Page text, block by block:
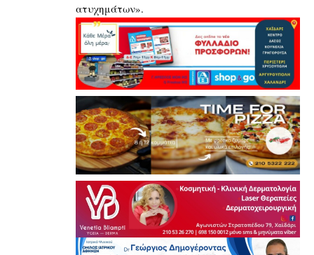
ατυχημάτων».